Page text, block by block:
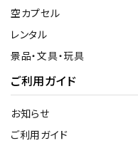
空カプセル
レンタル
景品・文具・玩具
ご利用ガイド
お知らせ
ご利用ガイド